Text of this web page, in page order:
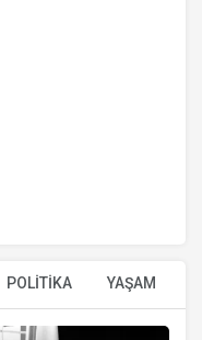
POLİTİKA YAŞAM